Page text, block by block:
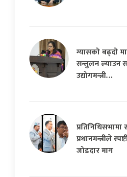
ग्यासको बढ्दो
सन्तुलन ल्याउन
उद्योगमन्त्री…
प्रधानमन्त्रीले
जोडदार माग